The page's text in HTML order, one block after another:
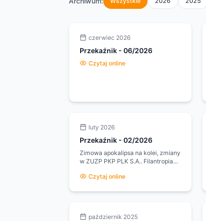
czerwiec 2026
Przekaźnik - 06/2026
Czytaj online
luty 2026
Przekaźnik - 02/2026
Zimowa apokalipsa na kolei, zmiany
w ZUZP PKP PLK S.A.. Filantropia
Czytaj online
październik 2025